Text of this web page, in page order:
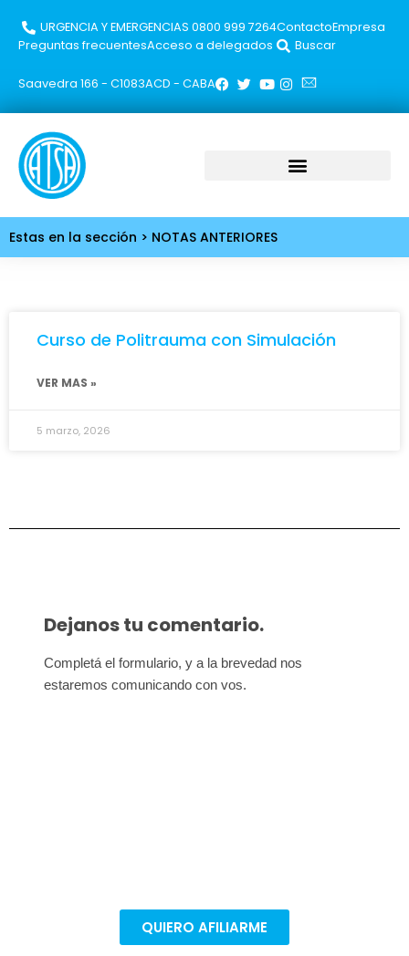
URGENCIA Y EMERGENCIAS 0800 999 7264​ContactoEmpresa
Preguntas frecuentesAcceso a delegados Buscar
Saavedra 166 - C1083ACD - CABA
Estas en la sección > NOTAS ANTERIORES
Curso de Politrauma con Simulación
VER MAS »
5 marzo, 2026
Dejanos tu comentario.
Completá el formulario, y a la brevedad nos
estaremos comunicando con vos.
QUIERO AFILIARME